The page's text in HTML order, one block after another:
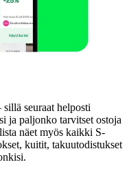
seuraat helposti
ja paljonko tarvitset ostoja
näet myös kaikki S-
kuitit, takuutodistukset